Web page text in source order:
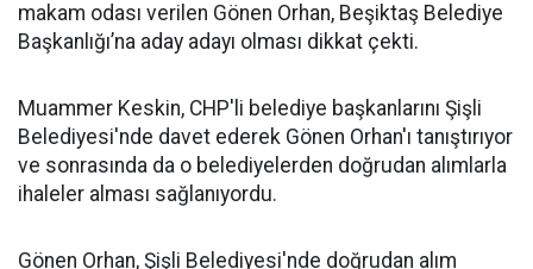
makam odası verilen Gönen Orhan, Beşiktaş Belediye
Başkanlığı’na aday adayı olması dikkat çekti.
Muammer Keskin, CHP'li belediye başkanlarını Şişli
Belediyesi'nde davet ederek Gönen Orhan'ı tanıştırıyor
ve sonrasında da o belediyelerden doğrudan alımlarla
ihaleler alması sağlanıyordu.
Gönen Orhan, Şişli Belediyesi'nde doğrudan alım